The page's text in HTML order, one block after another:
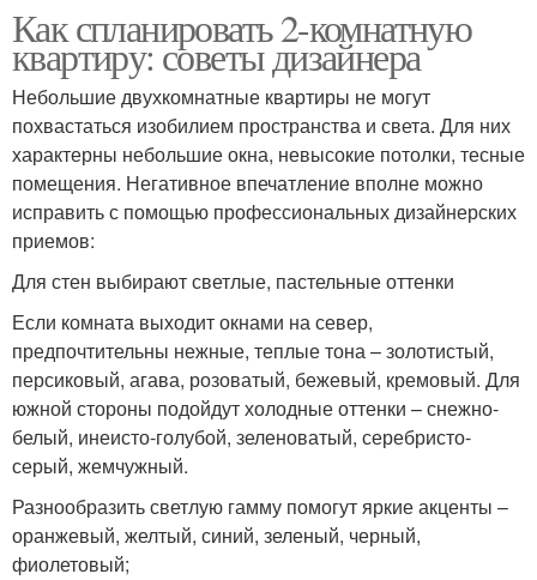
Как спланировать 2-комнатную
квартиру: советы дизайнера
Небольшие двухкомнатные квартиры не могут
похвастаться изобилием пространства и света. Для них
характерны небольшие окна, невысокие потолки, тесные
помещения. Негативное впечатление вполне можно
исправить с помощью профессиональных дизайнерских
приемов:
Для стен выбирают светлые, пастельные оттенки
Если комната выходит окнами на север,
предпочтительны нежные, теплые тона – золотистый,
персиковый, агава, розоватый, бежевый, кремовый. Для
южной стороны подойдут холодные оттенки – снежно-
белый, инеисто-голубой, зеленоватый, серебристо-
серый, жемчужный.
Разнообразить светлую гамму помогут яркие акценты –
оранжевый, желтый, синий, зеленый, черный,
фиолетовый;